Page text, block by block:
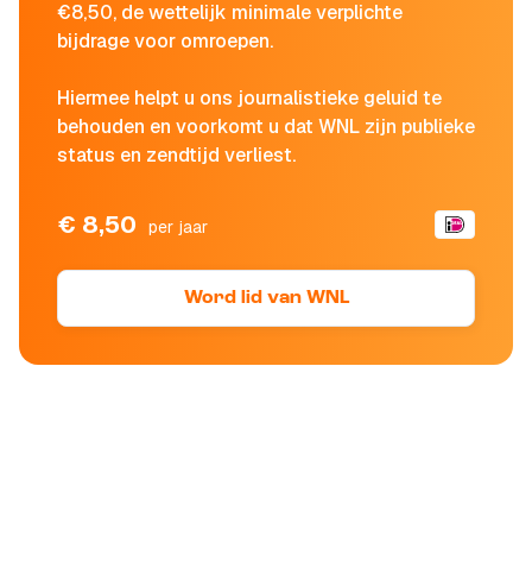
€8,50, de wettelijk minimale verplichte
bijdrage voor omroepen.
Hiermee helpt u ons journalistieke geluid te
behouden en voorkomt u dat WNL zijn publieke
status en zendtijd verliest.
€ 8,50 per jaar
Word lid van WNL